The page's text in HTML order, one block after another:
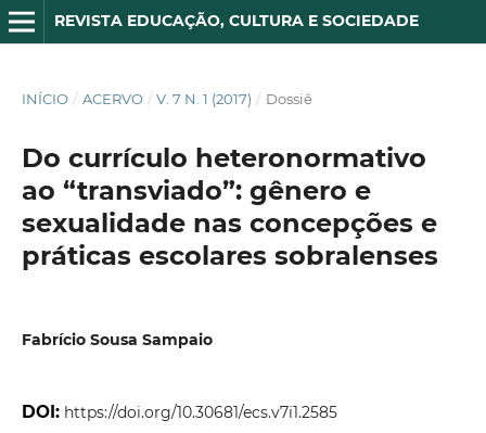
REVISTA EDUCAÇÃO, CULTURA E SOCIEDADE
INÍCIO / ACERVO / V. 7 N. 1 (2017) / Dossiê
Do currículo heteronormativo
ao “transviado”: gênero e
sexualidade nas concepções e
práticas escolares sobralenses
Fabrício Sousa Sampaio
DOI: https://doi.org/10.30681/ecs.v7i1.2585